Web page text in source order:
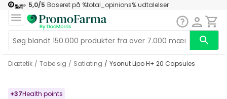
5,0/5 Baseret på %total_opinions%udtalelser
diætetik / Tabe sig / satiating / Ysonut Lipo H+ 20 Capsules
+37Health points